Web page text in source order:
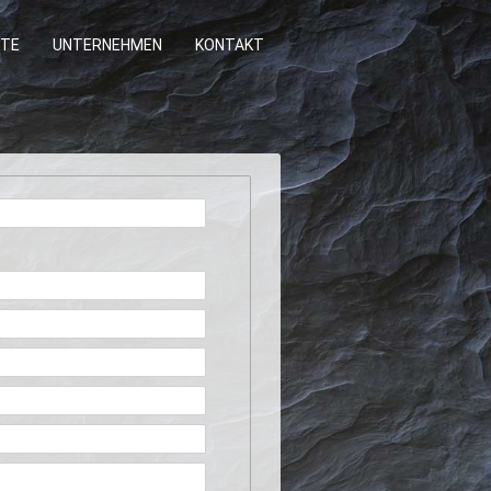
UNTERNEHMEN KONTAKT